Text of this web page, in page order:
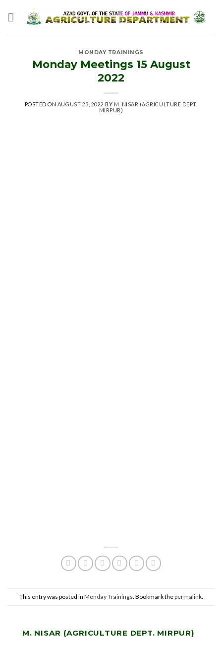
MONDAY TRAININGS
Monday Meetings 15 August
2022
POSTED ON AUGUST 23, 2022 BY M. NISAR (AGRICULTURE DEPT.
MIRPUR)
This entry was posted in Monday Trainings. Bookmark thepermalink.
M. NISAR (AGRICULTURE DEPT. MIRPUR)